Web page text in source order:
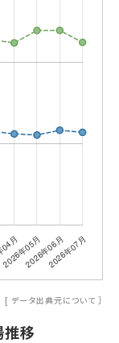
[ データ出典元について ］
推移